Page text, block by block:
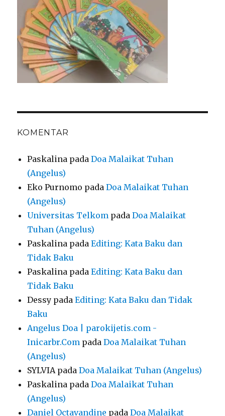
KOMENTAR
Paskalina padaDoa Malaikat Tuhan
(Angelus)
Eko Purnomo padaDoa Malaikat Tuhan
(Angelus)
Universitas Telkom padaDoa Malaikat
Tuhan (Angelus)
Paskalina padaEditing: Kata Baku dan
Tidak Baku
Paskalina padaEditing: Kata Baku dan
Tidak Baku
Dessy padaEditing: Kata Baku dan Tidak
Baku
Angelus Doa | parokijetis.com -
Inicarbr.Com padaDoa Malaikat Tuhan
(Angelus)
SYLVIApadaDoa Malaikat Tuhan (Angelus)
Paskalina padaDoa Malaikat Tuhan
(Angelus)
Daniel Octavandine padaDoa Malaikat